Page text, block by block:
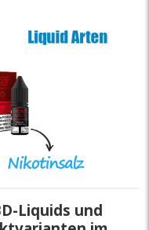
Liquids und